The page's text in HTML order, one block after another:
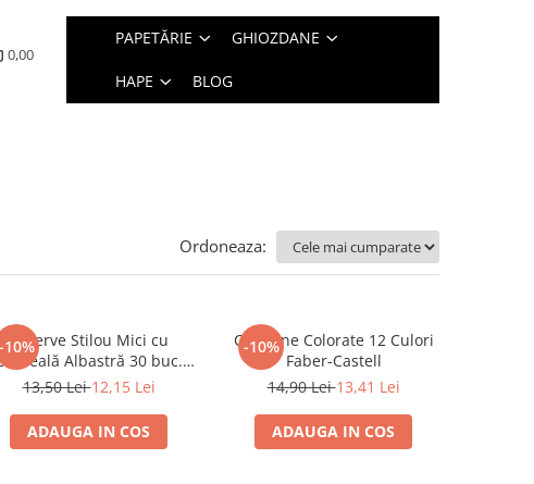
0,00
PAPETĂRIE GHIOZDANE
HAPE BLOG
Ordoneaza:
-10%
Rezerve Stilou Mici cu
Albastră 30 buc.
Faber-Castell
13,50 Lei12,15 Lei
ADAUGA IN COS
-10%
Creioane Colorate 12 Culori
Faber-Castell
14,90 Lei13,41 Lei
ADAUGA IN COS